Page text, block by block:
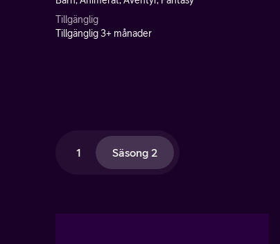
Tillgänglig
Tillgänglig 3+ månader
1 Säsong 2